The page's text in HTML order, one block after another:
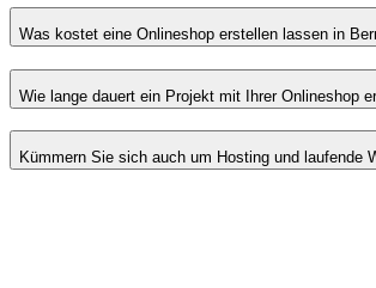
Was kostet eine Onlineshop erstellen lassen in
Wie lange dauert ein Projekt mit Ihrer Onlineshop
Kümmern Sie sich auch um Hosting und laufende